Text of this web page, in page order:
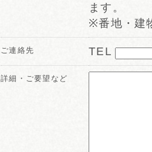
ます。
※番地・建
ご連絡先 TEL
詳細・ご要望など